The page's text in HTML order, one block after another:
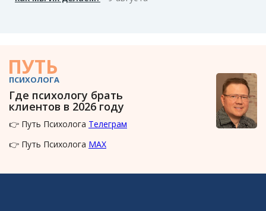
ПУТЬ
ПСИХОЛОГА
Где психологу брать
клиентов в 2026 году
👉 Путь Психолога Телеграм
👉 Путь Психолога MAX